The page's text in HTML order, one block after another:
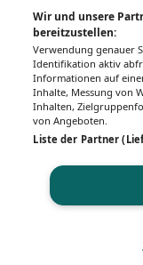
Wir und unsere
bereitzustellen:
Verwendung genauer
Identifikation aktiv
Informationen auf
Inhalte, Messung von
Inhalten,
von Angeboten.
Liste der Partner